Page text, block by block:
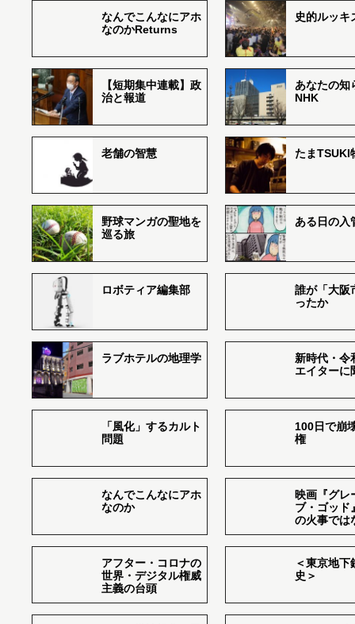
なんでこんなにアホ
なのかReturns
史的ルッキ
【短期集中連載】政
治と報道
あなたの知
NHK
老舗の智慧 たまTSUKI
野球マンガの聖地を
巡る旅
ある日の入
ロボティア編集部
誰が「大阪
ったか
ラブホテルの地理学
新時代・令
エイターに
「風化」するカルト
問題
100日で崩
権
なんでこんなにアホ
なのか
映画『グレ
ブ・ゴッド
の火事では
アフター・コロナの
世界・デジタル権威
主義の台頭
＜東京地下
史＞